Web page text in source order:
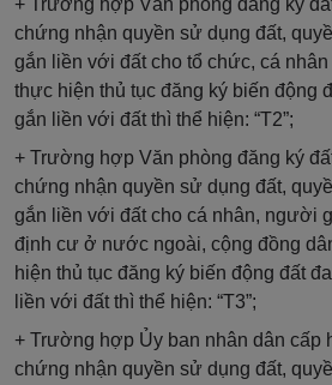
chứng nhận quyền sử dụng đất,
gắn liền với đất cho tổ chức, cá
thực hiện thủ tục đăng ký biến động
gắn liền với đất thì thể hiện: “T2”;
+ Trường hợp Văn phòng đăng ký
chứng nhận quyền sử dụng đất,
gắn liền với đất cho cá nhân, người
định cư ở nước ngoài, cộng đồng
hiện thủ tục đăng ký biến động đất
liền với đất thì thể hiện: “T3”;
+ Trường hợp Ủy ban nhân dân cấp
chứng nhận quyền sử dụng đất,